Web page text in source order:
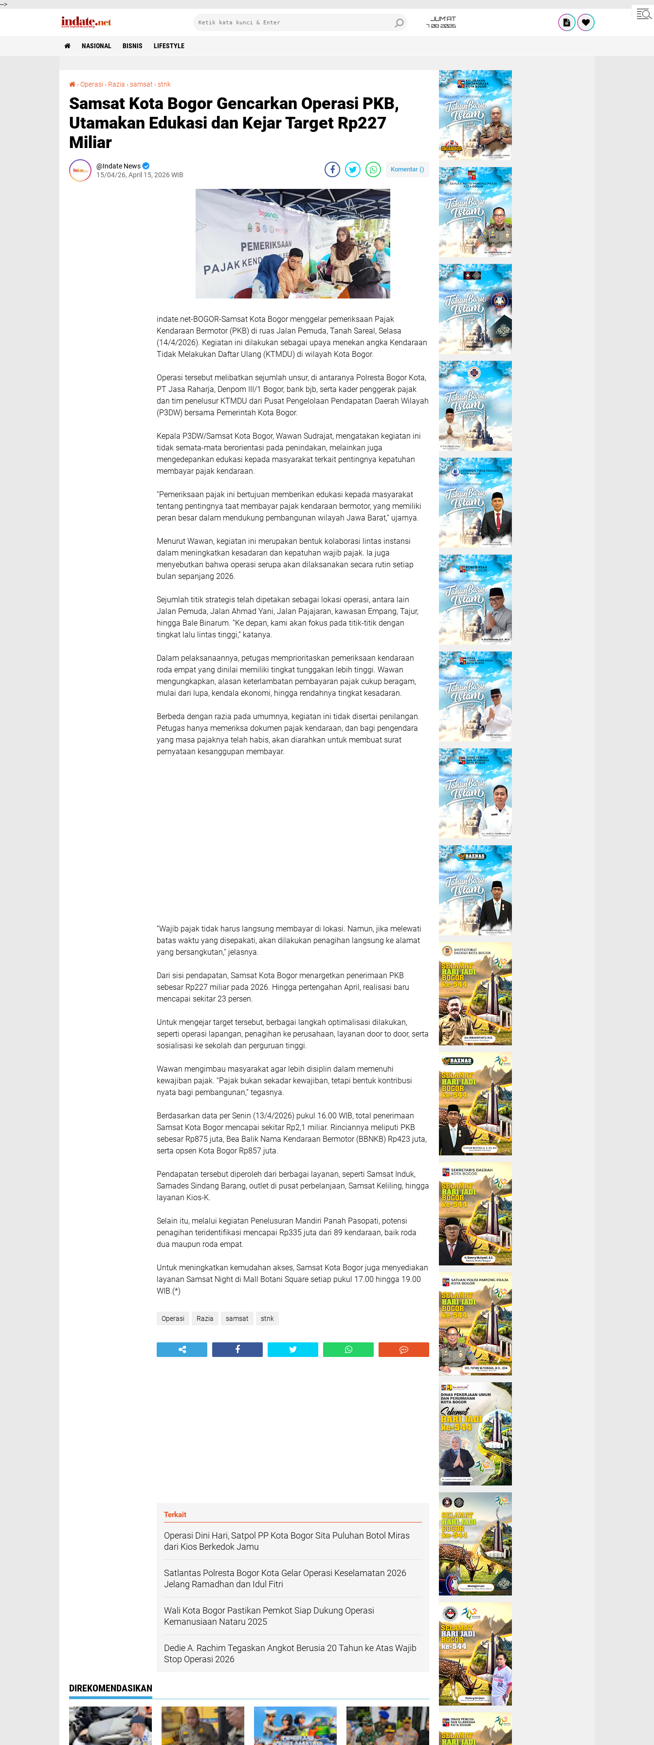
-->
JUM'AT
7 08 2026
NASIONAL BISNIS LIFESTYLE
›Operasi › Razia ›samsat ›stnk
Samsat Kota Bogor Gencarkan Operasi PKB,
Utamakan Edukasi dan Kejar Target Rp227
Miliar
Indate News
15/04/26, April 15, 2026 WIB
Komentar ()
indate.net-BOGOR-Samsat Kota Bogor menggelar pemeriksaan Pajak
Kendaraan Bermotor (PKB) di ruas Jalan Pemuda, Tanah Sareal, Selasa
(14/4/2026). Kegiatan ini dilakukan sebagai upaya menekan angka Kendaraan
Tidak Melakukan Daftar Ulang (KTMDU) di wilayah Kota Bogor.
Operasi tersebut melibatkan sejumlah unsur, di antaranya Polresta Bogor Kota,
PT Jasa Raharja, Denpom III/1 Bogor, bank bjb, serta kader penggerak pajak
dan tim penelusur KTMDU dari Pusat Pengelolaan Pendapatan Daerah Wilayah
(P3DW) bersama Pemerintah Kota Bogor.
Kepala P3DW/Samsat Kota Bogor, Wawan Sudrajat, mengatakan kegiatan ini
tidak semata-mata berorientasi pada penindakan, melainkan juga
mengedepankan edukasi kepada masyarakat terkait pentingnya kepatuhan
membayar pajak kendaraan.
“Pemeriksaan pajak ini bertujuan memberikan edukasi kepada masyarakat
tentang pentingnya taat membayar pajak kendaraan bermotor, yang memiliki
peran besar dalam mendukung pembangunan wilayah Jawa Barat,” ujarnya.
Menurut Wawan, kegiatan ini merupakan bentuk kolaborasi lintas instansi
dalam meningkatkan kesadaran dan kepatuhan wajib pajak. Ia juga
menyebutkan bahwa operasi serupa akan dilaksanakan secara rutin setiap
bulan sepanjang 2026.
Sejumlah titik strategis telah dipetakan sebagai lokasi operasi, antara lain
Jalan Pemuda, Jalan Ahmad Yani, Jalan Pajajaran, kawasan Empang, Tajur,
hingga Bale Binarum. “Ke depan, kami akan fokus pada titik-titik dengan
tingkat lalu lintas tinggi,” katanya.
Dalam pelaksanaannya, petugas memprioritaskan pemeriksaan kendaraan
roda empat yang dinilai memiliki tingkat tunggakan lebih tinggi. Wawan
mengungkapkan, alasan keterlambatan pembayaran pajak cukup beragam,
mulai dari lupa, kendala ekonomi, hingga rendahnya tingkat kesadaran.
Berbeda dengan razia pada umumnya, kegiatan ini tidak disertai penilangan.
Petugas hanya memeriksa dokumen pajak kendaraan, dan bagi pengendara
yang masa pajaknya telah habis, akan diarahkan untuk membuat surat
pernyataan kesanggupan membayar.
“Wajib pajak tidak harus langsung membayar di lokasi. Namun, jika melewati
batas waktu yang disepakati, akan dilakukan penagihan langsung ke alamat
yang bersangkutan,” jelasnya.
Dari sisi pendapatan, Samsat Kota Bogor menargetkan penerimaan PKB
sebesar Rp227 miliar pada 2026. Hingga pertengahan April, realisasi baru
mencapai sekitar 23 persen.
Untuk mengejar target tersebut, berbagai langkah optimalisasi dilakukan,
seperti operasi lapangan, penagihan ke perusahaan, layanan door to door, serta
sosialisasi ke sekolah dan perguruan tinggi.
Wawan mengimbau masyarakat agar lebih disiplin dalam memenuhi
kewajiban pajak. “Pajak bukan sekadar kewajiban, tetapi bentuk kontribusi
nyata bagi pembangunan,” tegasnya.
Berdasarkan data per Senin (13/4/2026) pukul 16.00 WIB, total penerimaan
Samsat Kota Bogor mencapai sekitar Rp2,1 miliar. Rinciannya meliputi PKB
sebesar Rp875 juta, Bea Balik Nama Kendaraan Bermotor (BBNKB) Rp423 juta,
serta opsen Kota Bogor Rp857 juta.
Pendapatan tersebut diperoleh dari berbagai layanan, seperti Samsat Induk,
Samades Sindang Barang, outlet di pusat perbelanjaan, Samsat Keliling, hingga
layanan Kios-K.
Selain itu, melalui kegiatan Penelusuran Mandiri Panah Pasopati, potensi
penagihan teridentifikasi mencapai Rp335 juta dari 89 kendaraan, baik roda
dua maupun roda empat.
Untuk meningkatkan kemudahan akses, Samsat Kota Bogor juga menyediakan
layanan Samsat Night di Mall Botani Square setiap pukul 17.00 hingga 19.00
WIB.(*)
Operasi Razia samsat stnk
Terkait
Operasi Dini Hari, Satpol PP Kota Bogor Sita Puluhan Botol Miras
dari Kios Berkedok Jamu
Satlantas Polresta Bogor Kota Gelar Operasi Keselamatan 2026
Jelang Ramadhan dan Idul Fitri
Wali Kota Bogor Pastikan Pemkot Siap Dukung Operasi
Kemanusiaan Nataru 2025
Dedie A. Rachim Tegaskan Angkot Berusia 20 Tahun ke Atas Wajib
Stop Operasi 2026
DIREKOMENDASIKAN